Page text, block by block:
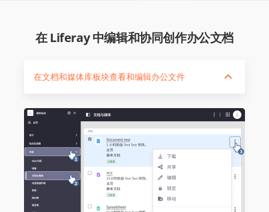
在 Liferay 中编辑和协同创作办公文档
在文档和媒体库板块查看和编辑办公文件